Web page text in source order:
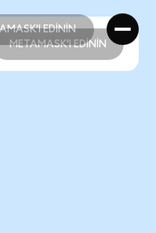
EDİNİN
EDİNİN
METAMASK'I EDİNİN